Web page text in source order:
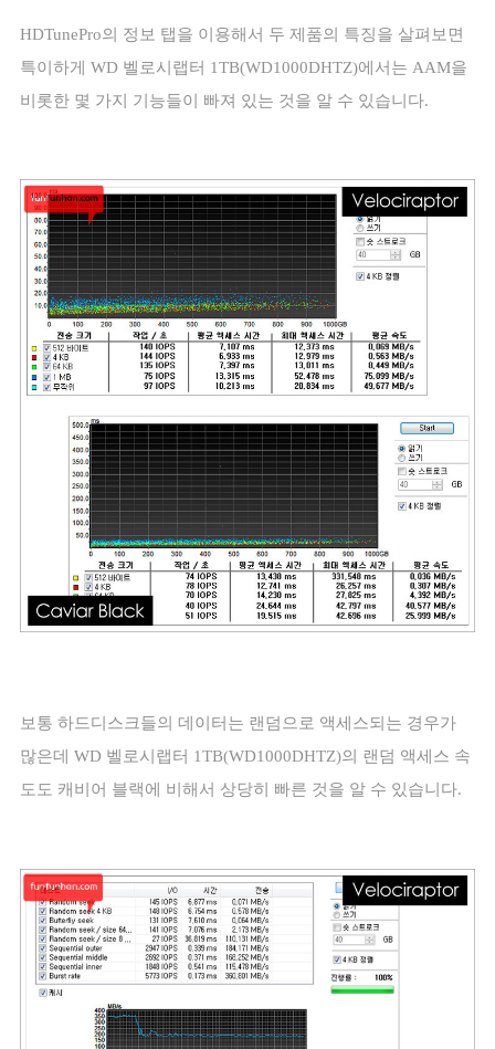
HDTunePro의 정보 탭을 이용해서 두 제품의 특징을 살펴보면
특이하게
WD 벨로시랩터 1TB(WD1000DHTZ)에서는 AAM을
비롯한 몇 가지 기능들이 빠져 있는 것을 알 수 있습니다.
보통 하드디스크들의 데이터는 랜덤으로 액세스되는 경우가
많은데 WD 벨로시랩터 1TB(WD1000DHTZ)의 랜덤 액세스 속
도도 캐비어 블랙에 비해서 상당히 빠른 것을 알 수 있습니다.